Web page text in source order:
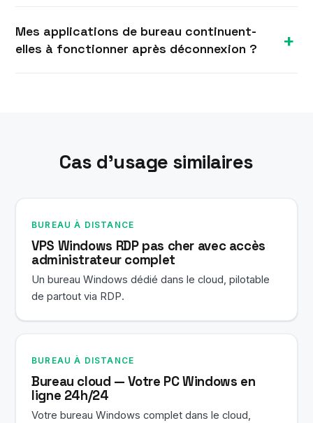
ordinateur.
environ 10 minutes après la commande. Vous
recevez votre adresse IP et vos identifiants RDP
Mes applications de bureau continuent-
elles à fonctionner après déconnexion ?
Cas d’usage similaires
BUREAU À DISTANCE
VPS Windows RDP pas cher avec accès
administrateur complet
Un bureau Windows dédié dans le cloud, pilotable
de partout via RDP.
BUREAU À DISTANCE
Bureau cloud — Votre PC Windows en
ligne 24h/24
Votre bureau Windows complet dans le cloud,